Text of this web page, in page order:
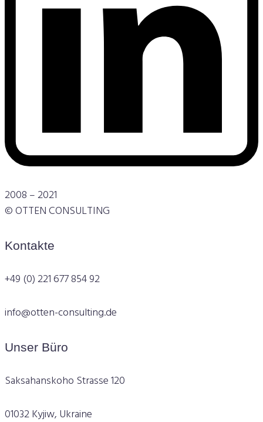
2008 – 2021
© OTTEN CONSULTING
Kontakte
+49 (0) 221 677 854 92
info@otten-consulting.de
Unser Büro
Saksahanskoho Strasse 120
01032 Kyjiw, Ukraine